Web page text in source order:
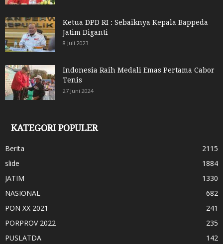
Ketua DPD RI : Sebaiknya Kepala Bappeda
Jatim Diganti
8 Juli 2023
Indonesia Raih Medali Emas Pertama Cabor
Tenis
27 Juni 2024
KATEGORI POPULER
Berita
2115
slide
1884
JATIM
1330
NASIONAL
682
PON XX 2021
241
PORPROV 2022
235
PUSLATDA
142